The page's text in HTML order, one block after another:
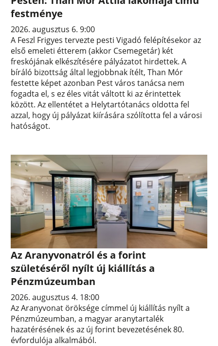
festménye
2026. augusztus 6. 9:00
A Feszl Frigyes tervezte pesti Vigadó felépítésekor az
első emeleti étterem (akkor Csemegetár) két
freskójának elkészítésére pályázatot hirdettek. A
bíráló bizottság által legjobbnak ítélt, Than Mór
festette képet azonban Pest város tanácsa nem
fogadta el, s ez éles vitát váltott ki az érintettek
között. Az ellentétet a Helytartótanács oldotta fel
azzal, hogy új pályázat kiírására szólította fel a városi
hatóságot.
Az Aranyvonatról és a forint
születéséről nyílt új kiállítás a
Pénzmúzeumban
2026. augusztus 4. 18:00
Az Aranyvonat öröksége címmel új kiállítás nyílt a
Pénzmúzeumban, a magyar aranytartalék
hazatérésének és az új forint bevezetésének 80.
évfordulója alkalmából.